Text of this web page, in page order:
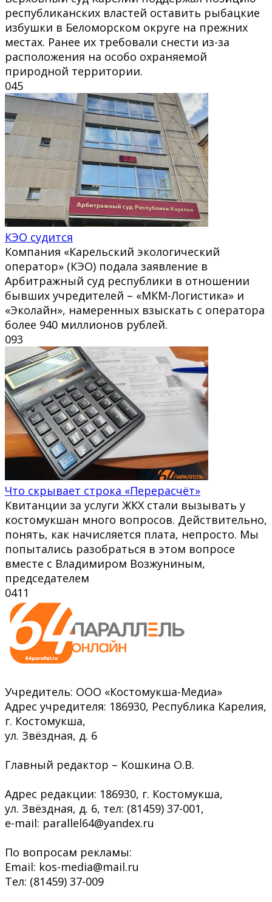
республиканских властей оставить рыбацкие
избушки в Беломорском округе на прежних
местах. Ранее их требовали снести из-за
расположения на особо охраняемой
природной территории.
045
КЭО судится
Компания «Карельский экологический
оператор» (КЭО) подала заявление в
Арбитражный суд республики в отношении
бывших учредителей – «МКМ-Логистика» и
«Эколайн», намеренных взыскать с оператора
более 940 миллионов рублей.
093
Что скрывает строка «Перерасчёт»
Квитанции за услуги ЖКХ стали вызывать у
костомукшан много вопросов. Действительно,
понять, как начисляется плата, непросто. Мы
попытались разобраться в этом вопросе
вместе с Владимиром Возжуниным,
председателем
0411
Учредитель: ООО «Костомукша-Медиа»
Адрес учредителя: 186930, Республика Карелия,
г. Костомукша,
ул. Звёздная, д. 6
Главный редактор – Кошкина О.В.
Адрес редакции: 186930, г. Костомукша,
ул. Звёздная, д. 6, тел: (81459) 37-001,
e-mail: parallel64@yandex.ru
По вопросам рекламы:
Email: kos-media@mail.ru
Тел: (81459) 37-009